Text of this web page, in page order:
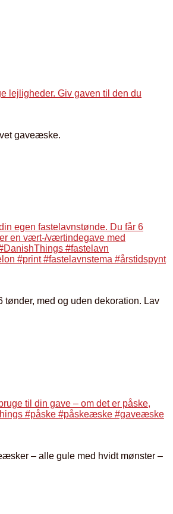
gaveæske.
tønder, med og uden dekoration. Lav
– alle gule med hvidt mønster –